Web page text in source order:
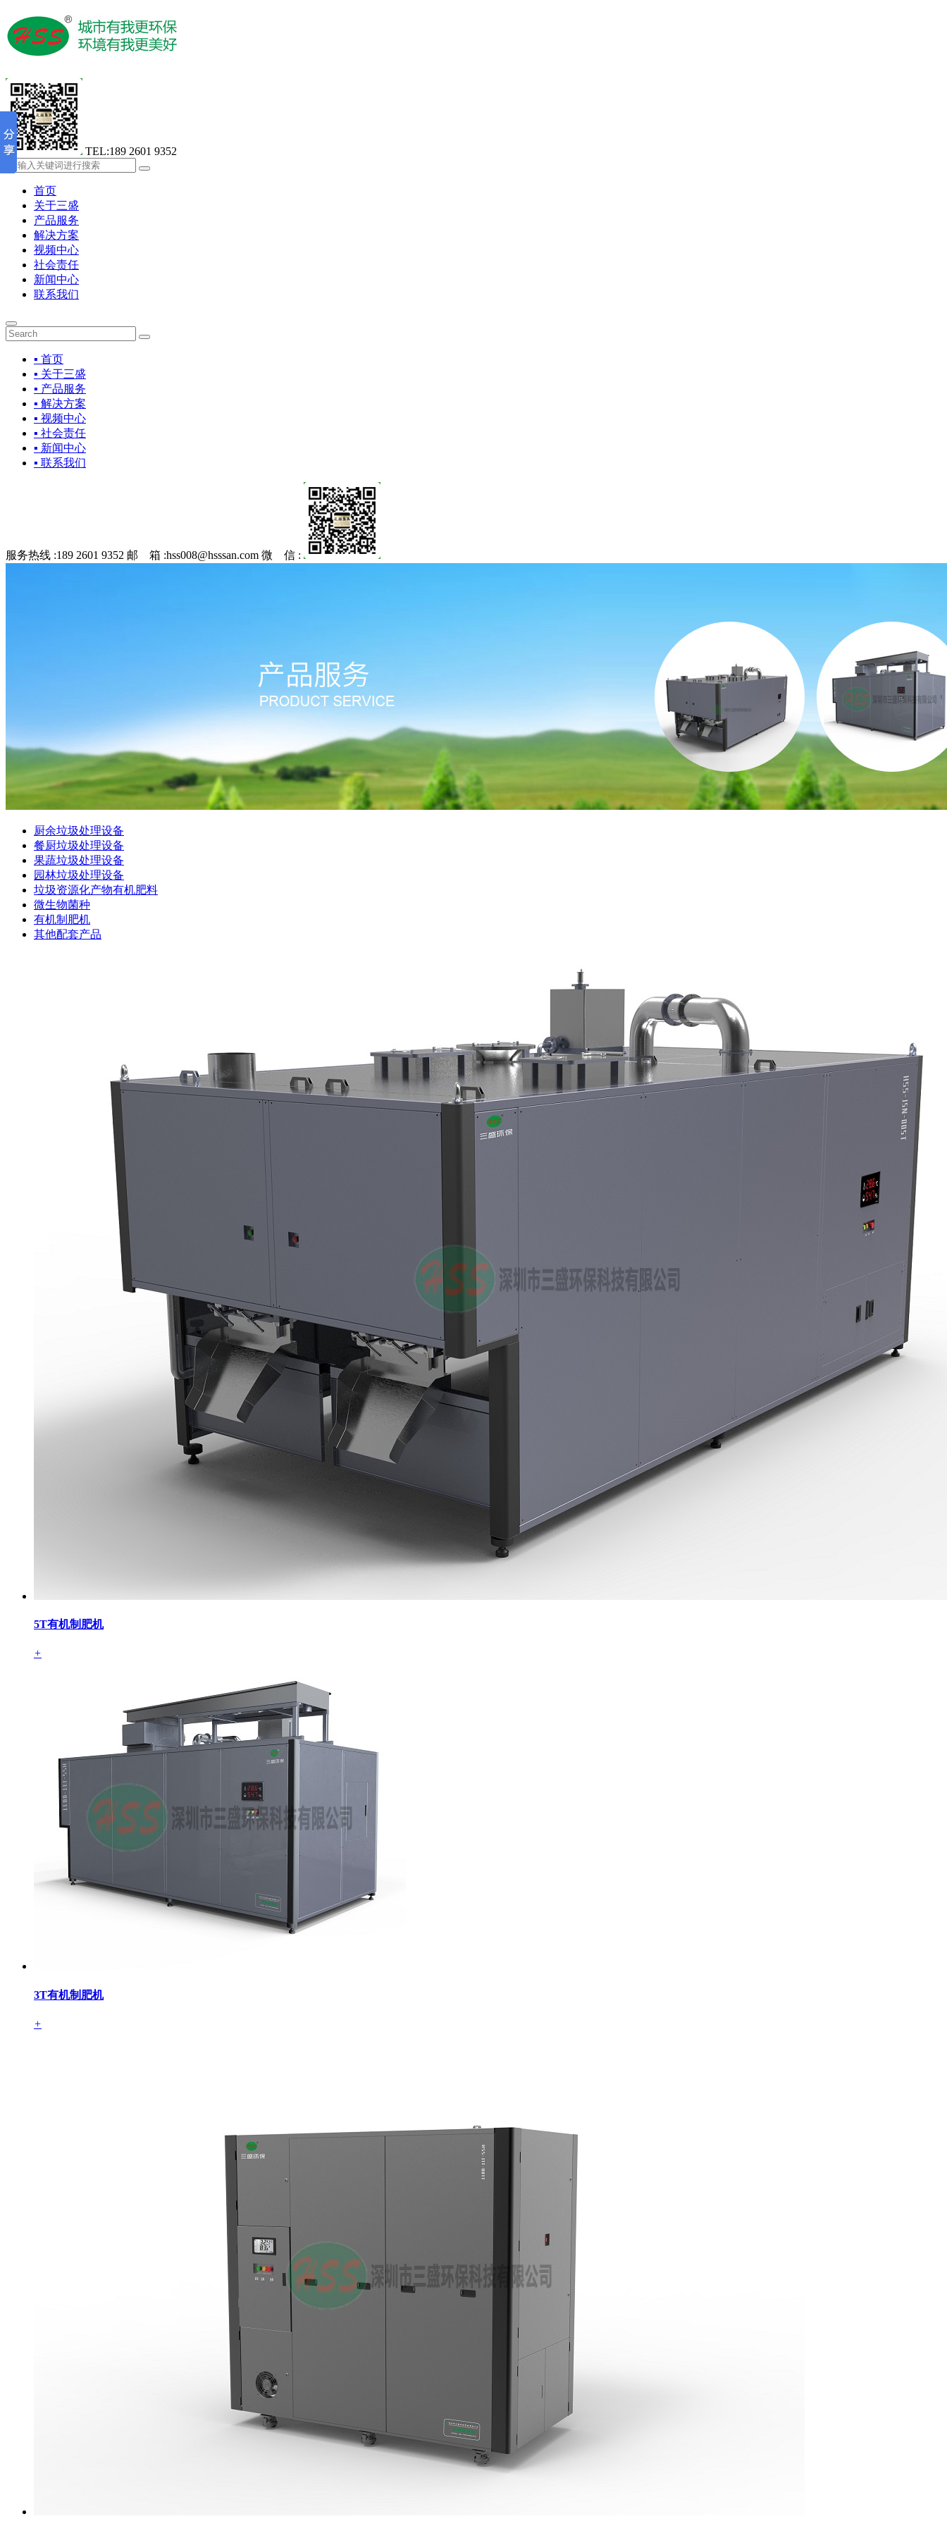
TEL:189 2601 9352
首页
关于三盛
产品服务
解决方案
视频中心
社会责任
新闻中心
联系我们
▪ 首页
▪ 关于三盛
▪ 产品服务
▪ 解决方案
▪ 视频中心
▪ 社会责任
▪ 新闻中心
▪ 联系我们
服务热线 :189 2601 9352 邮 箱 :hss008@hsssan.com 微 信 :
厨余垃圾处理设备
餐厨垃圾处理设备
果蔬垃圾处理设备
园林垃圾处理设备
垃圾资源化产物有机肥料
微生物菌种
有机制肥机
其他配套产品
5T有机制肥机
+
3T有机制肥机
+